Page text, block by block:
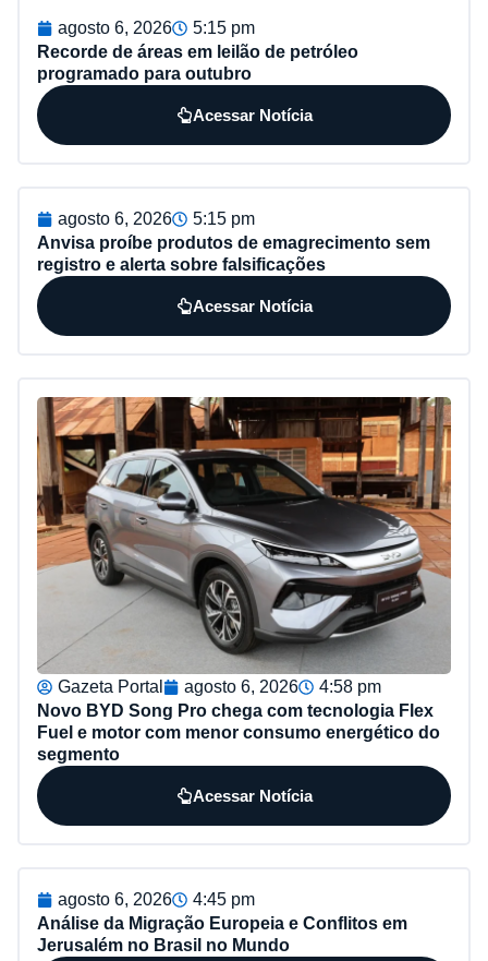
agosto 6, 2026
5:15 pm
Recorde de áreas em leilão de petróleo
programado para outubro
Acessar Notícia
agosto 6, 2026
5:15 pm
Anvisa proíbe produtos de emagrecimento sem
registro e alerta sobre falsificações
Acessar Notícia
Gazeta Portal agosto 6, 2026
4:58 pm
Novo BYD Song Pro chega com tecnologia Flex
Fuel e motor com menor consumo energético do
segmento
Acessar Notícia
agosto 6, 2026
4:45 pm
Análise da Migração Europeia e Conflitos em
Jerusalém no Brasil no Mundo